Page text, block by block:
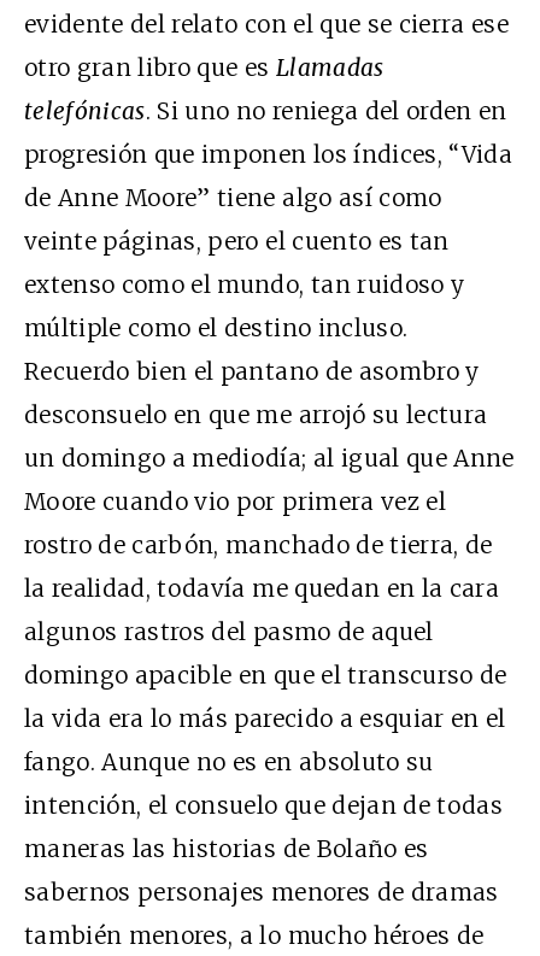
evidente del relato con el que se cierra ese
otro gran libro que es Llamadas
telefónicas. Si uno no reniega del orden en
progresión que imponen los índices, “Vida
de Anne Moore” tiene algo así como
veinte páginas, pero el cuento es tan
extenso como el mundo, tan ruidoso y
múltiple como el destino incluso.
Recuerdo bien el pantano de asombro y
desconsuelo en que me arrojó su lectura
un domingo a mediodía; al igual que Anne
Moore cuando vio por primera vez el
rostro de carbón, manchado de tierra, de
la realidad, todavía me quedan en la cara
algunos rastros del pasmo de aquel
domingo apacible en que el transcurso de
la vida era lo más parecido a esquiar en el
fango. Aunque no es en absoluto su
intención, el consuelo que dejan de todas
maneras las historias de Bolaño es
sabernos personajes menores de dramas
también menores, a lo mucho héroes de